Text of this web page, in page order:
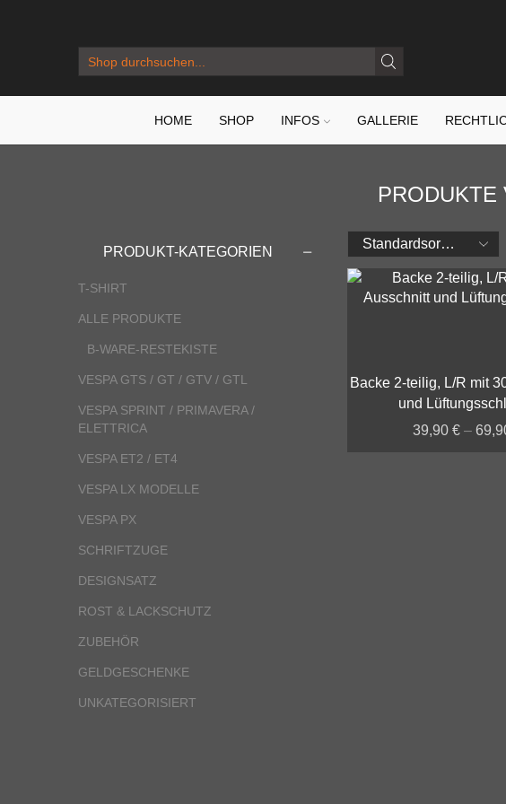
HOME SHOP INFOS GALLERIE
PRODUKTE
Backe 2-teilig, L/R mit
und
39,90€ –
PRODUKT-KATEGORIEN
T-SHIRT
ALLE PRODUKTE
B-WARE-RESTEKISTE
VESPA GTS / GT / GTV / GTL
VESPA SPRINT / PRIMAVERA /
ELETTRICA
VESPA ET2 / ET4
VESPA LX MODELLE
VESPA PX
SCHRIFTZUGE
DESIGNSATZ
ROST & LACKSCHUTZ
ZUBEHÖR
GELDGESCHENKE
UNKATEGORISIERT